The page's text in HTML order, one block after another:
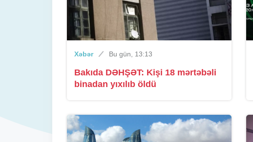
Xəbər Bu gün, 13:13
Bakıda DƏHŞƏT: Kişi 18 mərtəbəli
binadan yıxılıb öldü